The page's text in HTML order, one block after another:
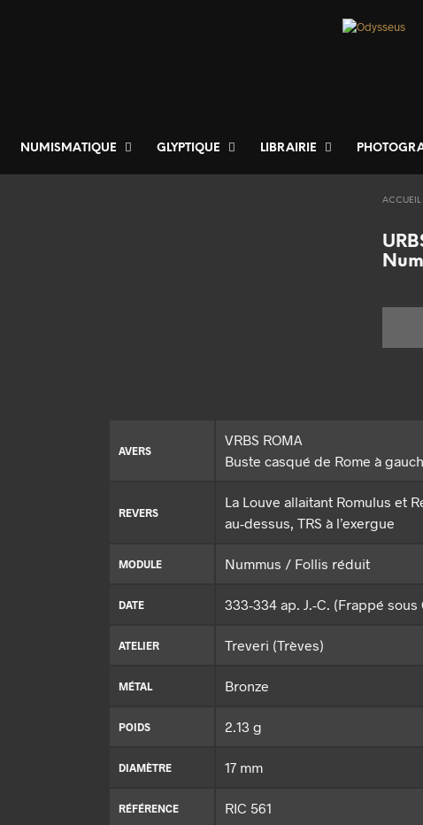
NUMISMATIQUE GLYPTIQUE LIBRAIRIE
ACCUEIL
AVERS
VRBS ROMA
Buste casqué de Rome à
REVERS
La Louve allaitant Romulus et
au-dessus, TRS à l’exergue
MODULE Nummus / Follis réduit
DATE 333-334 ap. J.-C. (Frappé sous
ATELIER Treveri (Trèves)
MÉTAL Bronze
POIDS 2.13 g
DIAMÈTRE 17 mm
RÉFÉRENCE RIC 561